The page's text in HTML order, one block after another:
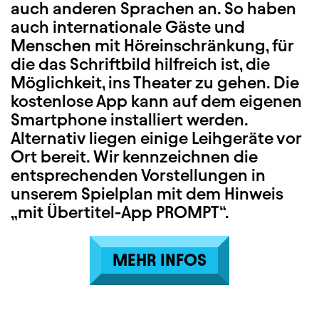
auch anderen Sprachen an. So haben
auch internationale Gäste und
Menschen mit Höreinschränkung, für
die das Schriftbild hilfreich ist, die
Möglichkeit, ins Theater zu gehen. Die
kostenlose App kann auf dem eigenen
Smartphone installiert werden.
Alternativ liegen einige Leihgeräte vor
Ort bereit. Wir kennzeichnen die
entsprechenden Vorstellungen in
unserem Spielplan mit dem Hinweis
„mit Übertitel-App PROMPT“.
MEHR INFOS